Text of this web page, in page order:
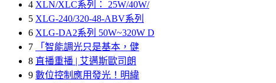
4 XLN/XLC系列： 25W/40W/
5 XLG-240/320-48-ABV系列
6 XLG-DA2系列 50W~320W D
7
「智能調光只是基本，健
8 直播重播 | 艾邁斯歐司朗
9 數位控制應用發光！明緯